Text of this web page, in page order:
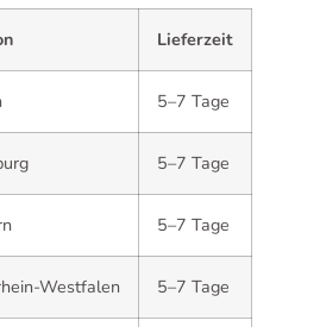
Lieferzeit
5–7 Tage
5–7 Tage
5–7 Tage
Westfalen 5–7 Tage